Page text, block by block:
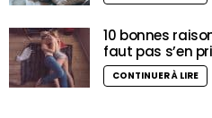
10 bonnes
faut pas s’en
CONTINUER À LIRE